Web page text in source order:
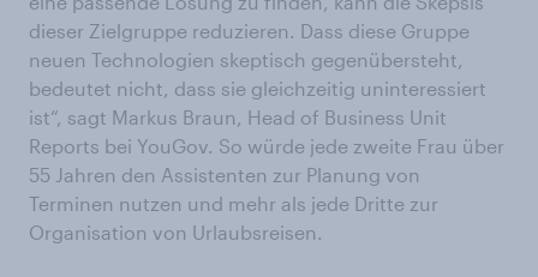
dieser Zielgruppe reduzieren. Dass diese Gruppe
neuen Technologien skeptisch gegenübersteht,
bedeutet nicht, dass sie gleichzeitig uninteressiert
ist“, sagt Markus Braun, Head of Business Unit
Reports bei YouGov. So würde jede zweite Frau über
55 Jahren den Assistenten zur Planung von
Terminen nutzen und mehr als jede Dritte zur
Organisation von Urlaubsreisen.